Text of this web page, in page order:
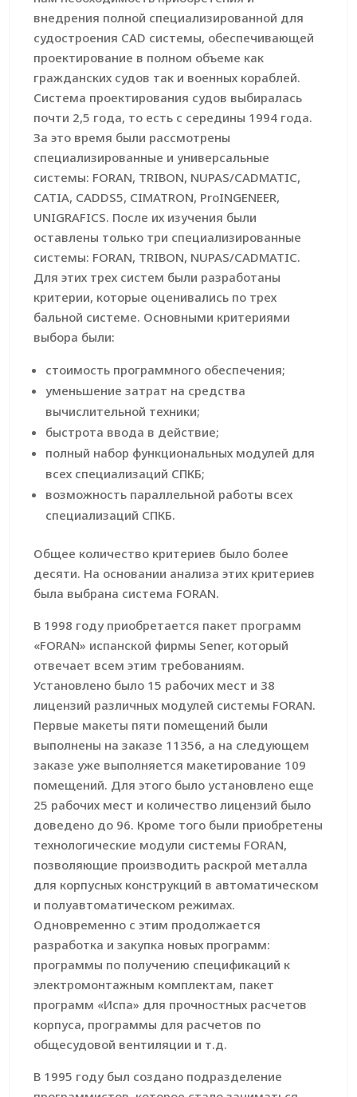
внедрения полной специализированной для
судостроения CAD системы, обеспечивающей
проектирование в полном объеме как
гражданских судов так и военных кораблей.
Система проектирования судов выбиралась
почти 2,5 года, то есть с середины 1994 года.
За это время были рассмотрены
специализированные и универсальные
системы: FORAN, TRIBON, NUPAS/CADMATIC,
CATIA, CADDS5, CIMATRON, ProINGENEER,
UNIGRAFICS. После их изучения были
оставлены только три специализированные
системы: FORAN, TRIBON, NUPAS/CADMATIC.
Для этих трех систем были разработаны
критерии, которые оценивались по трех
бальной системе. Основными критериями
выбора были:
стоимость программного обеспечения;
уменьшение затрат на средства
вычислительной техники;
быстрота ввода в действие;
полный набор функциональных модулей для
всех специализаций СПКБ;
возможность параллельной работы всех
специализаций СПКБ.
Общее количество критериев было более
десяти. На основании анализа этих критериев
была выбрана система FORAN.
В 1998 году приобретается пакет программ
«FORAN» испанской фирмы Sener, который
отвечает всем этим требованиям.
Установлено было 15 рабочих мест и 38
лицензий различных модулей системы FORAN.
Первые макеты пяти помещений были
выполнены на заказе 11356, а на следующем
заказе уже выполняется макетирование 109
помещений. Для этого было установлено еще
25 рабочих мест и количество лицензий было
доведено до 96. Кроме того были приобретены
технологические модули системы FORAN,
позволяющие производить раскрой металла
для корпусных конструкций в автоматическом
и полуавтоматическом режимах.
Одновременно с этим продолжается
разработка и закупка новых программ:
программы по получению спецификаций к
электромонтажным комплектам, пакет
программ «Испа» для прочностных расчетов
корпуса, программы для расчетов по
общесудовой вентиляции и т.д.
В 1995 году был создано подразделение